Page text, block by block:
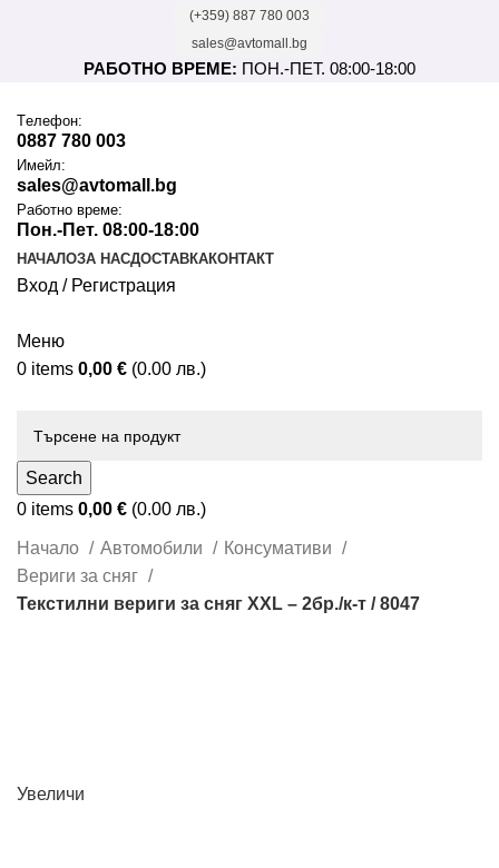
(+359) 887 780 003
sales@avtomall.bg
РАБОТНО ВРЕМЕ: ПОН.-ПЕТ. 08:00-18:00
Tелефон:
0887 780 003
Имейл:
sales@avtomall.bg
Работно време:
Пон.-Пет. 08:00-18:00
НАЧАЛОЗА НАСДОСТАВКАКОНТАКТ
Вход / Регистрация
Меню
0 items 0,00 € (0.00 лв.)
Search
0 items 0,00 € (0.00 лв.)
Начало Автомобили
Консумативи
Вериги за сняг
Текстилни вериги за сняг XXL – 2бр./к-т / 8047
Увеличи